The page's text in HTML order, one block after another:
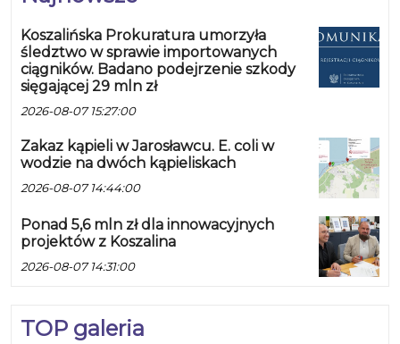
Koszalińska Prokuratura umorzyła
śledztwo w sprawie importowanych
ciągników. Badano podejrzenie szkody
sięgającej 29 mln zł
2026-08-07 15:27:00
Zakaz kąpieli w Jarosławcu. E. coli w
wodzie na dwóch kąpieliskach
2026-08-07 14:44:00
Ponad 5,6 mln zł dla innowacyjnych
projektów z Koszalina
2026-08-07 14:31:00
TOP galeria